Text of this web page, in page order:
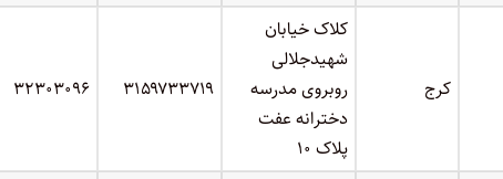
کرج
کلاک خیابان
شهیدجلالی
روبروی مدرسه
دخترانه عفت
پلاک ۱۰
۳۱۵۹۷۳۳۷۱۹ ۳۲۳۰۳۰۹۶